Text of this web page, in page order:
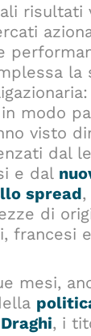
risultati
la
modo
visto
dal
e dal
spread,
di
francesi
mesi,
, i